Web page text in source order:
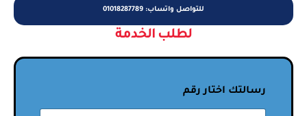
للتواصل واتساب: 01018287789
لطلب الخدمة
رسالتك اختار رقم